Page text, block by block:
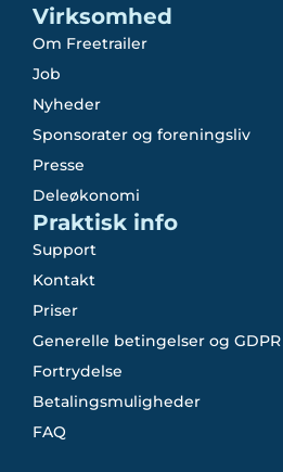
Virksomhed
Om Freetrailer
Job
Nyheder
Sponsorater og foreningsliv
Presse
Deleøkonomi
Praktisk info
Support
Kontakt
Priser
Generelle betingelser og GDPR
Fortrydelse
Betalingsmuligheder
FAQ